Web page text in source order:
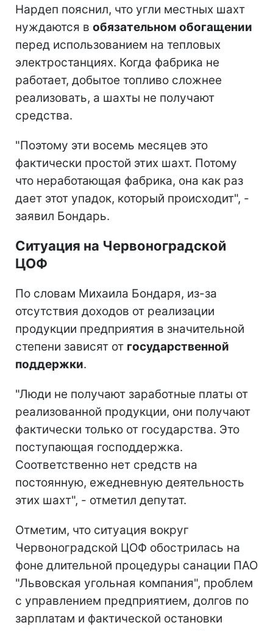
Нардеп пояснил, что угли местных шахт
нуждаются в обязательном обогащении
перед использованием на тепловых
электростанциях. Когда фабрика не
работает, добытое топливо сложнее
реализовать, а шахты не получают
средства.
"Поэтому эти восемь месяцев это
фактически простой этих шахт. Потому
что неработающая фабрика, она как раз
дает этот упадок, который происходит", -
заявил Бондарь.
Ситуация на Червоноградской
ЦОФ
По словам Михаила Бондаря, из-за
отсутствия доходов от реализации
продукции предприятия в значительной
степени зависят от государственной
поддержки.
"Люди не получают заработные платы от
реализованной продукции, они получают
фактически только от государства. Это
поступающая господдержка.
Соответственно нет средств на
постоянную, ежедневную деятельность
этих шахт", - отметил депутат.
Отметим, что ситуация вокруг
Червоноградской ЦОФ обострилась на
фоне длительной процедуры санации ПАО
"Львовская угольная компания", проблем
с управлением предприятием, долгов по
зарплатам и фактической остановки